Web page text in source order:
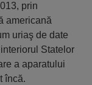
prin
americană
uriaş de date
Statelor
a aparatului
încă.